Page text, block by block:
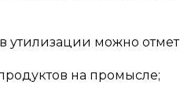
можно
на промысле;